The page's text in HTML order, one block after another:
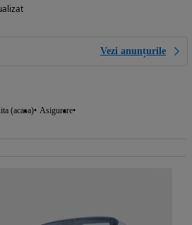
Vezi anunțurile
(acasa) Asigurare